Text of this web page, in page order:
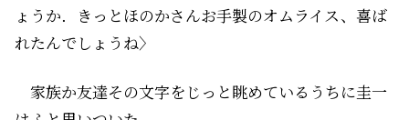
ょうか．きっとほのかさんお手製のオムライス、喜ば
れたんでしょうね〉
家族か友達――その文字をじっと眺めているうちに圭一